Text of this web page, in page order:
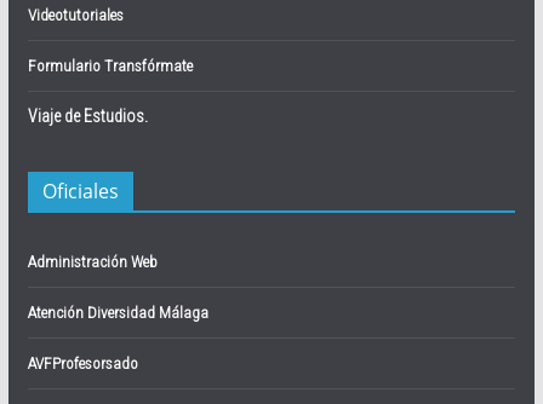
Videotutoriales
Formulario Transfórmate
Viaje de Estudios.
Oficiales
Administración Web
Atención Diversidad Málaga
AVFProfesorsado